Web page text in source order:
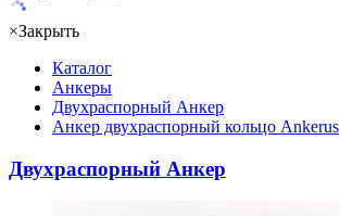
×Закрыть
Каталог
Анкеры
Двухраспорный Анкер
Анкер двухраспорный кольцо Ankerus
Двухраспорный Анкер